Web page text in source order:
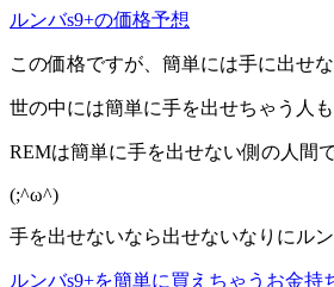
ルンバs9+の価格予想
この価格ですが、簡単には手に出せな
世の中には簡単に手を出せちゃう人
REMは簡単に手を出せない側の人間で
(;^ω^)
手を出せないなら出せないなりにル
ルンバs9+を簡単に買えちゃうお金持